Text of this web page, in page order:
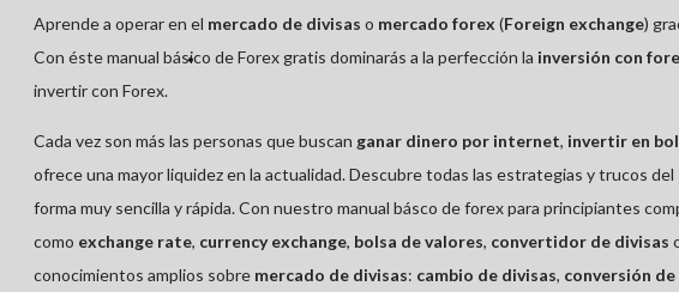
Aprende a operar en el mercado de divisas o mercado forex (Foreign exchange)
Con éste manual básico de Forex gratis dominarás a la perfección la inversión con
invertir con Forex.
Cada vez son más las personas que buscan ganar dinero por internet, invertir en
ofrece una mayor liquidez en la actualidad. Descubre todas las estrategias y trucos del
forma muy sencilla y rápida. Con nuestro manual básco de forex para principiantes
como exchange rate, currency exchange, bolsa de valores, convertidor de divisas
conocimientos amplios sobre mercado de divisas: cambio de divisas, conversión de